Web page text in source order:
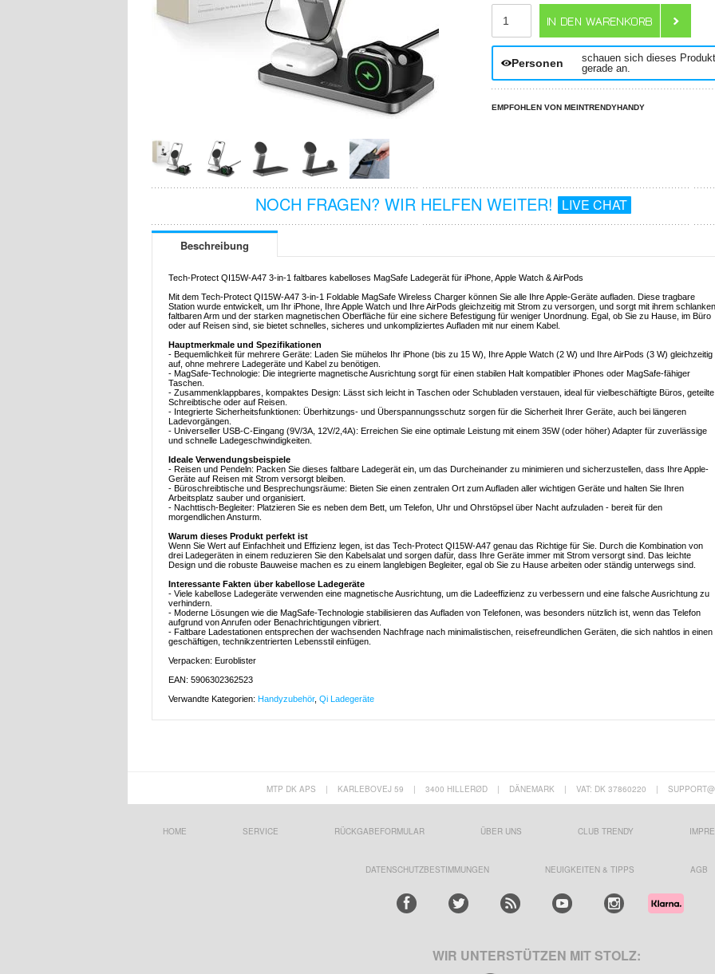
Personen
schauen sich dieses
gerade an.
EMPFOHLEN VON MEINTRENDYHANDY
NOCH FRAGEN? WIR HELFEN WEITER! LIVE CHAT
Beschreibung
Tech-Protect QI15W-A47 3-in-1 faltbares kabelloses MagSafe Ladegerät für iPhone, Apple Watch & AirPods
Mit dem Tech-Protect QI15W-A47 3-in-1 Foldable MagSafe Wireless Charger können Sie alle Ihre Apple-Geräte aufladen. Diese tragbare
Station wurde entwickelt, um Ihr iPhone, Ihre Apple Watch und Ihre AirPods gleichzeitig mit Strom zu versorgen, und sorgt mit ihrem
faltbaren Arm und der starken magnetischen Oberfläche für eine sichere Befestigung für weniger Unordnung. Egal, ob Sie zu Hause, im Büro
oder auf Reisen sind, sie bietet schnelles, sicheres und unkompliziertes Aufladen mit nur einem Kabel.
Hauptmerkmale und Spezifikationen
- Bequemlichkeit für mehrere Geräte: Laden Sie mühelos Ihr iPhone (bis zu 15 W), Ihre Apple Watch (2 W) und Ihre AirPods (3 W) gleichzeitig
auf, ohne mehrere Ladegeräte und Kabel zu benötigen.
- MagSafe-Technologie: Die integrierte magnetische Ausrichtung sorgt für einen stabilen Halt kompatibler iPhones oder MagSafe-fähiger
Taschen.
- Zusammenklappbares, kompaktes Design: Lässt sich leicht in Taschen oder Schubladen verstauen, ideal für vielbeschäftigte Büros, geteilte
Schreibtische oder auf Reisen.
- Integrierte Sicherheitsfunktionen: Überhitzungs- und Überspannungsschutz sorgen für die Sicherheit Ihrer Geräte, auch bei längeren
Ladevorgängen.
- Universeller USB-C-Eingang (9V/3A, 12V/2,4A): Erreichen Sie eine optimale Leistung mit einem 35W (oder höher) Adapter für zuverlässige
und schnelle Ladegeschwindigkeiten.
Ideale Verwendungsbeispiele
- Reisen und Pendeln: Packen Sie dieses faltbare Ladegerät ein, um das Durcheinander zu minimieren und sicherzustellen, dass Ihre Apple-
Geräte auf Reisen mit Strom versorgt bleiben.
- Büroschreibtische und Besprechungsräume: Bieten Sie einen zentralen Ort zum Aufladen aller wichtigen Geräte und halten Sie Ihren
Arbeitsplatz sauber und organisiert.
- Nachttisch-Begleiter: Platzieren Sie es neben dem Bett, um Telefon, Uhr und Ohrstöpsel über Nacht aufzuladen - bereit für den
morgendlichen Ansturm.
Warum dieses Produkt perfekt ist
Wenn Sie Wert auf Einfachheit und Effizienz legen, ist das Tech-Protect QI15W-A47 genau das Richtige für Sie. Durch die Kombination von
drei Ladegeräten in einem reduzieren Sie den Kabelsalat und sorgen dafür, dass Ihre Geräte immer mit Strom versorgt sind. Das leichte
Design und die robuste Bauweise machen es zu einem langlebigen Begleiter, egal ob Sie zu Hause arbeiten oder ständig unterwegs sind.
Interessante Fakten über kabellose Ladegeräte
- Viele kabellose Ladegeräte verwenden eine magnetische Ausrichtung, um die Ladeeffizienz zu verbessern und eine falsche Ausrichtung zu
verhindern.
- Moderne Lösungen wie die MagSafe-Technologie stabilisieren das Aufladen von Telefonen, was besonders nützlich ist, wenn das Telefon
aufgrund von Anrufen oder Benachrichtigungen vibriert.
- Faltbare Ladestationen entsprechen der wachsenden Nachfrage nach minimalistischen, reisefreundlichen Geräten, die sich nahtlos in einen
geschäftigen, technikzentrierten Lebensstil einfügen.
Verpacken: Euroblister
EAN: 5906302362523
Verwandte Kategorien: Handyzubehör, Qi Ladegeräte
MTP DK APS | KARLEBOVEJ 59 | 3400 HILLERØD | DÄNEMARK | VAT: DK 37860220 |
HOME SERVICE RÜCKGABEFORMULAR ÜBER UNS CLUB TRENDY
DATENSCHUTZBESTIMMUNGEN NEUIGKEITEN & TIPPS AGB
WIR UNTERSTÜTZEN MIT STOLZ: